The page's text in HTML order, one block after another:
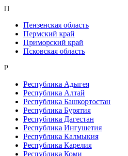
П
Пензенская область
Пермский край
Приморский край
Псковская область
Р
Республика Адыгея
Республика Алтай
Республика Башкортостан
Республика Бурятия
Республика Дагестан
Республика Ингушетия
Республика Калмыкия
Республика Карелия
Республика Коми